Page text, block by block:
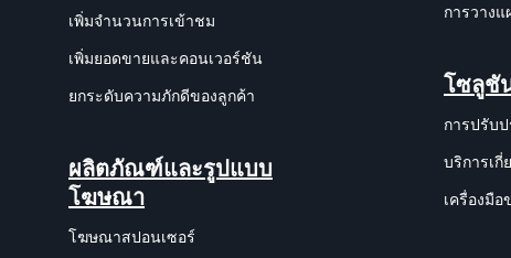
เพิ่มจำนวนการเข้าชม
เพิ่มยอดขายและคอนเวอร์ชัน
ยกระดับความภักดีของลูกค้า
ผลิตภัณฑ์และรูปแบบ
โฆษณา
โฆษณาสปอนเซอร์
การวาง
โซลูชั
การปรับ
บริการเ
เครื่องมื